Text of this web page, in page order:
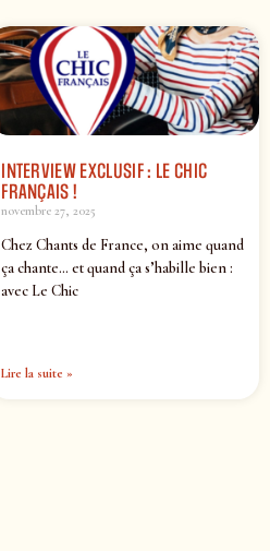
INTERVIEW EXCLUSIF : LE CHIC
FRANÇAIS !
novembre 27, 2025
Chez Chants de France, on aime quand
ça chante… et quand ça s’habille bien :
avec Le Chic
Lire la suite »